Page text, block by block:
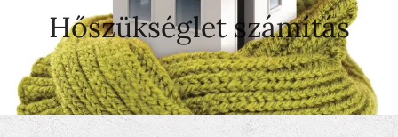
Hőszükséglet számítás